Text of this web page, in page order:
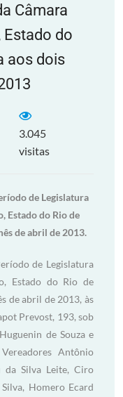
Câmara
Estado do
aos dois
3.045
visitas
de Legislatura
Estado do Rio de
de abril de 2013.
de Legislatura
Estado do Rio de
de abril de 2013, às
Prevost, 193, sob
de Souza e
Antônio
da Silva Leite, Ciro
Homero Ecard